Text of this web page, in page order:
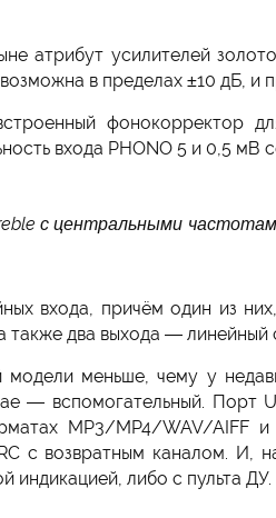
атрибут усилителей
в пределах ±10 дБ, и
фонокорректор
входа PHONO 5 и 0,5 мВ
с центральными
входа, причём один из
также два выхода —
модели меньше, чему у
— вспомогательный. Порт
MP3/MP4/WAV/AIFF
с возвратным каналом. И,
индикацией, либо с пульта ДУ.